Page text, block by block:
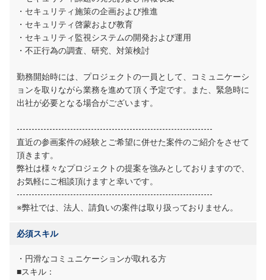
・セキュリティ施策の企画および推進
・セキュリティ啓蒙および教育
・セキュリティ監視システムの開発および運用
・不正行為の調査、研究、対策検討
勤務開始時には、プロジェクトの一員として、コミュニケーシ
ョンを取りながら業務を進めて頂く予定です。また、緊急時に
出社が必要となる場合がございます。
------------------------------------------------------------------
直近の参画案件の経験とご希望に併せた案件のご紹介をさせて
頂きます。
弊社は様々なプロジェクトの提案を強みとしておりますので、
お気軽にご相談頂けますと幸いです。
------------------------------------------------------------------
※弊社では、法人、請負いの案件は取り扱っておりません。
必須スキル
・円滑なコミュニケーションが取れる方
■スキル：